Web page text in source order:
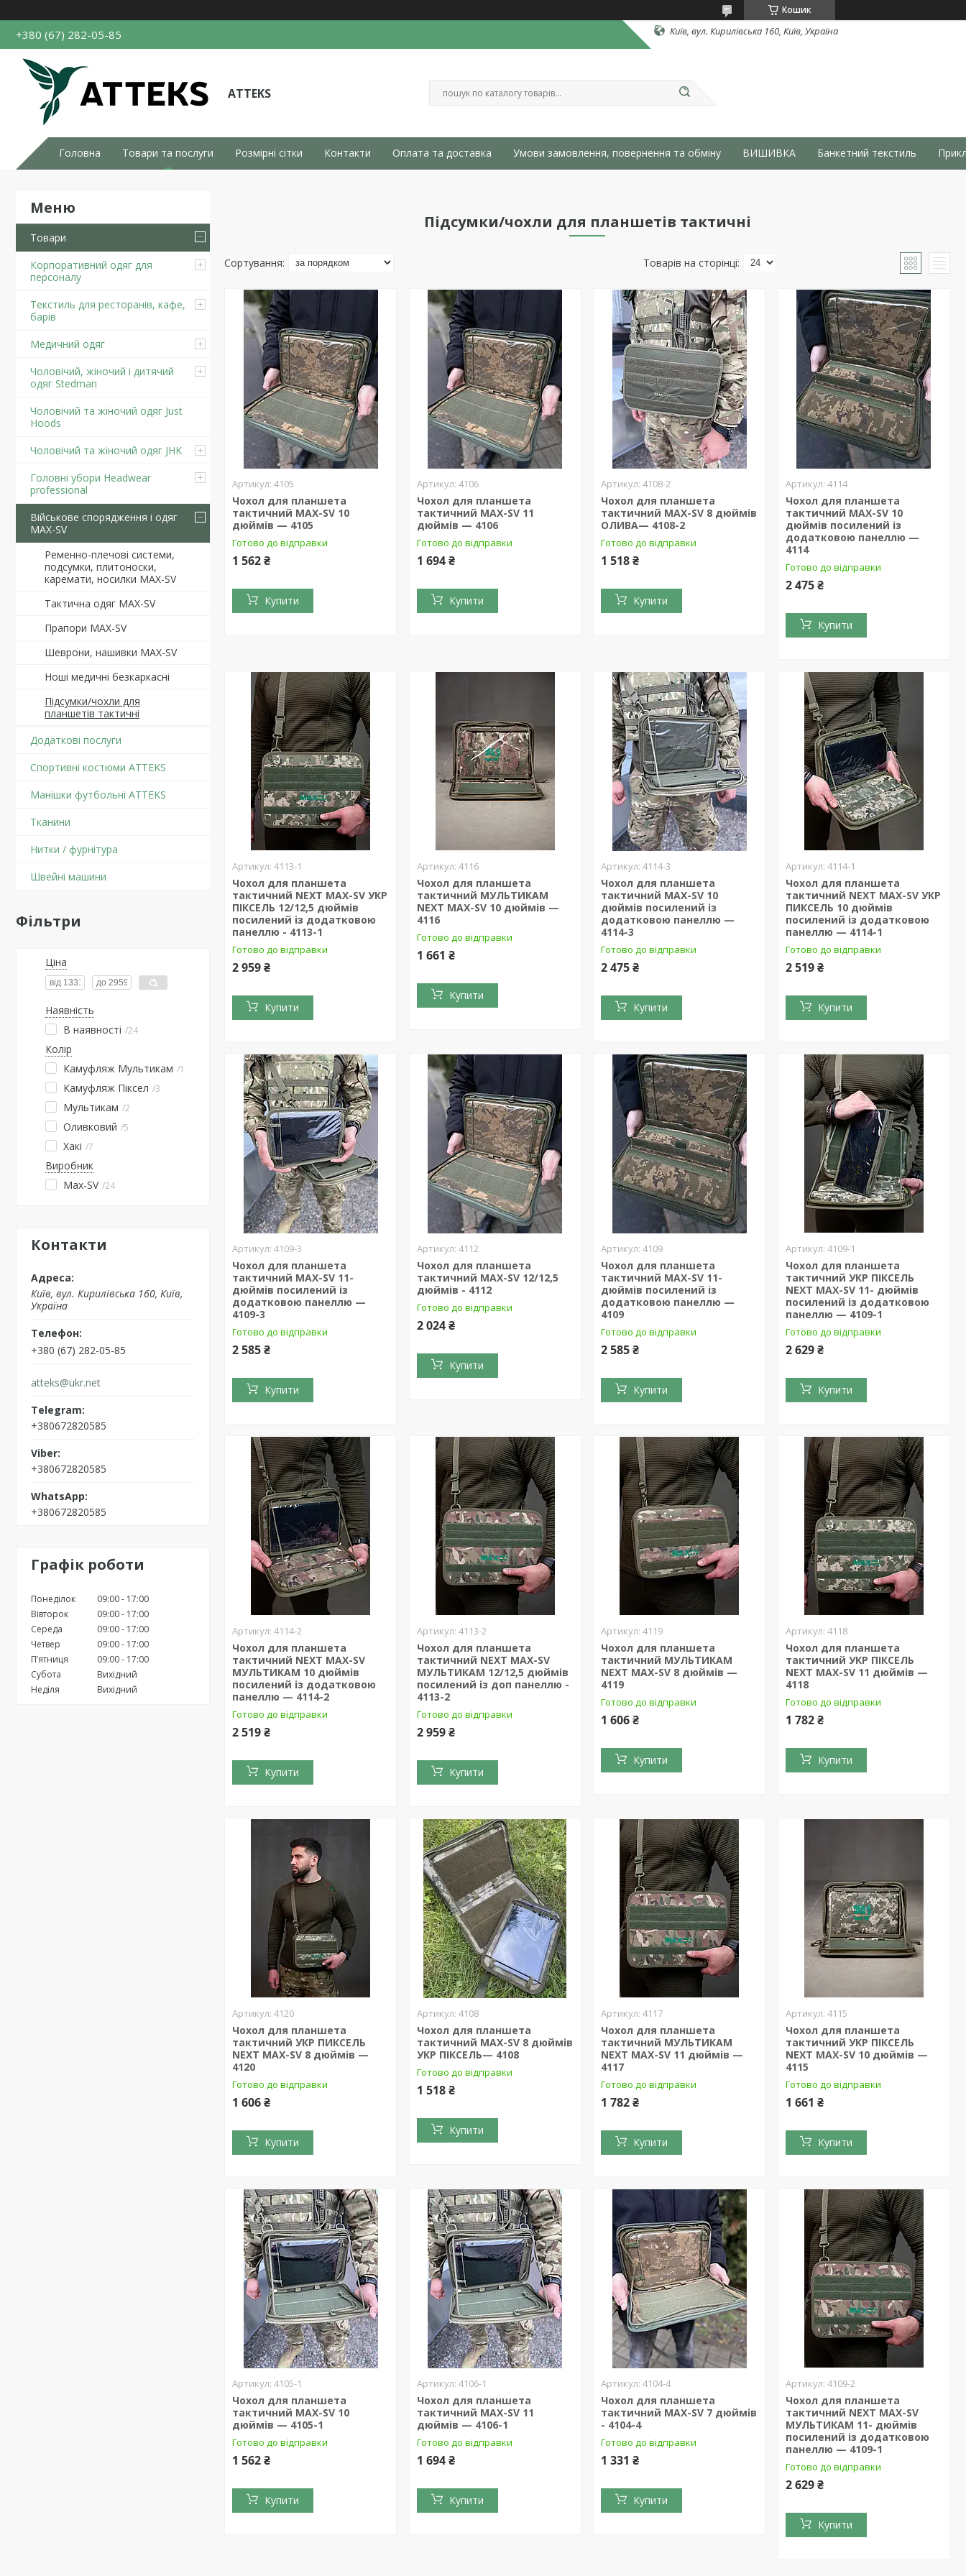
Кошик
+380 (67) 282-05-85 Київ, вул. Кирилівська 160, Київ, Україна
ATTEKS
Головна Товари та послуги Розмірні сітки Контакти Оплата та доставка Умови замовлення, повернення та обміну ВИШИВКА Банкетний текстиль
Товари
Корпоративний одяг для
персоналу
Текстиль для ресторанів, кафе,
барів
Медичний одяг
Чоловічий, жіночий і дитячий
одяг Stedman
Чоловічий та жіночий одяг Just
Hoods
Чоловічий та жіночий одяг JHK
Головні убори Headwear
professional
Військове спорядження і одяг
MAX-SV
Ременно-плечові системи,
подсумки, плитоноски,
каремати, носилки MAX-SV
Тактична одяг MAX-SV
Прапори MAX-SV
Шеврони, нашивки MAX-SV
Ноші медичні безкаркасні
Підсумки/чохли для
планшетів тактичні
Додаткові послуги
Спортивні костюми ATTEKS
Манішки футбольні ATTEKS
Тканини
Нитки / фурнітура
Швейні машини
Фільтри
Ціна
Наявність
В наявності 24
Колір
Камуфляж Мультикам
1
Камуфляж Піксел 3
Мультикам 2
Оливковий 5
Хакі 7
Виробник
Max-SV 24
Контакти
Київ, вул. Кирилівська 160, Київ,
Україна
+380 (67) 282-05-85
atteks@ukr.net
+380672820585
+380672820585
+380672820585
Графік роботи
Понеділок 09:00
17:00
Вівторок
09:00
17:00
Середа
09:00
17:00
Четвер
09:00
17:00
Пʼятниця
09:00
17:00
Субота
Вихідний
Неділя
Вихідний
Підсумки/чохли для планшетів тактичні
4105
Чохол для планшета
тактичний MAX-SV 10
дюймів — 4105
Готово до відправки
1 562 ₴
Купити
4106
Чохол для планшета
тактичний MAX-SV 11
дюймів — 4106
Готово до відправки
1 694 ₴
Купити
4108-2
Чохол для планшета
тактичний MAX-SV 8 дюймів
ОЛИВА— 4108-2
Готово до відправки
1 518 ₴
Купити
4114
Чохол для планшета
тактичний MAX-SV 10
дюймів посилений із
додатковою панеллю —
4114
Готово до відправки
2 475 ₴
Купити
4113-1
Чохол для планшета
тактичний NEXT MAX-SV УКР
ПІКСЕЛЬ 12/12,5 дюймів
посилений із додатковою
панеллю - 4113-1
Готово до відправки
2 959 ₴
Купити
4116
Чохол для планшета
тактичний МУЛЬТИКАМ
NEXT MAX-SV 10 дюймів —
4116
Готово до відправки
1 661 ₴
Купити
4114-3
Чохол для планшета
тактичний MAX-SV 10
дюймів посилений із
додатковою панеллю —
4114-3
Готово до відправки
2 475 ₴
Купити
4114-1
Чохол для планшета
тактичний NEXT MAX-SV УКР
ПИКСЕЛЬ 10 дюймів
посилений із додатковою
панеллю — 4114-1
Готово до відправки
2 519 ₴
Купити
4109-3
Чохол для планшета
тактичний MAX-SV 11-
дюймів посилений із
додатковою панеллю —
4109-3
Готово до відправки
2 585 ₴
Купити
4112
Чохол для планшета
тактичний MAX-SV 12/12,5
дюймів - 4112
Готово до відправки
2 024 ₴
Купити
4109
Чохол для планшета
тактичний MAX-SV 11-
дюймів посилений із
додатковою панеллю —
4109
Готово до відправки
2 585 ₴
Купити
4109-1
Чохол для планшета
тактичний УКР ПІКСЕЛЬ
NEXT MAX-SV 11- дюймів
посилений із додатковою
панеллю — 4109-1
Готово до відправки
2 629 ₴
Купити
4114-2
Чохол для планшета
тактичний NEXT MAX-SV
МУЛЬТИКАМ 10 дюймів
посилений із додатковою
панеллю — 4114-2
Готово до відправки
2 519 ₴
Купити
4113-2
Чохол для планшета
тактичний NEXT MAX-SV
МУЛЬТИКАМ 12/12,5 дюймів
посилений із доп панеллю -
4113-2
Готово до відправки
2 959 ₴
Купити
4119
Чохол для планшета
тактичний МУЛЬТИКАМ
NEXT MAX-SV 8 дюймів —
4119
Готово до відправки
1 606 ₴
Купити
4118
Чохол для планшета
тактичний УКР ПІКСЕЛЬ
NEXT MAX-SV 11 дюймів —
4118
Готово до відправки
1 782 ₴
Купити
4120
Чохол для планшета
тактичний УКР ПИКСЕЛЬ
NEXT MAX-SV 8 дюймів —
4120
Готово до відправки
1 606 ₴
Купити
4108
Чохол для планшета
тактичний MAX-SV 8 дюймів
УКР ПІКСЕЛЬ— 4108
Готово до відправки
1 518 ₴
Купити
4117
Чохол для планшета
тактичний МУЛЬТИКАМ
NEXT MAX-SV 11 дюймів —
4117
Готово до відправки
1 782 ₴
Купити
4115
Чохол для планшета
тактичний УКР ПІКСЕЛЬ
NEXT MAX-SV 10 дюймів —
4115
Готово до відправки
1 661 ₴
Купити
4105-1
Чохол для планшета
тактичний MAX-SV 10
дюймів — 4105-1
Готово до відправки
1 562 ₴
Купити
4106-1
Чохол для планшета
тактичний MAX-SV 11
дюймів — 4106-1
Готово до відправки
1 694 ₴
Купити
4104-4
Чохол для планшета
тактичний MAX-SV 7 дюймів
- 4104-4
Готово до відправки
1 331 ₴
Купити
4109-2
Чохол для планшета
тактичний NEXT MAX-SV
МУЛЬТИКАМ 11- дюймів
посилений із додатковою
панеллю — 4109-1
Готово до відправки
2 629 ₴
Купити